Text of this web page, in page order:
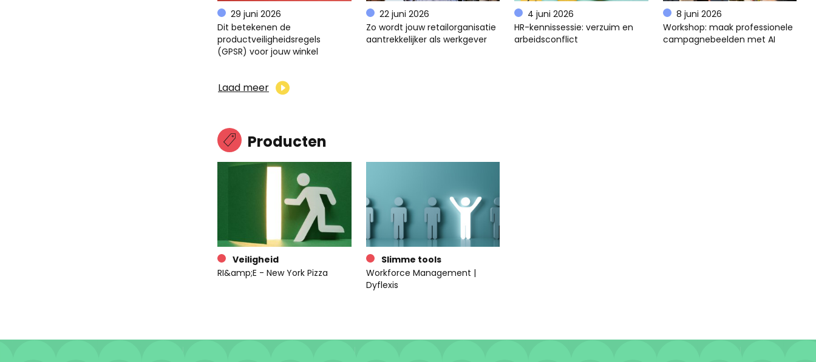
29 juni 2026
Dit betekenen de
productveiligheidsregels
(GPSR) voor jouw winkel
22 juni 2026
Zo wordt jouw retailorganisatie
aantrekkelijker als werkgever
4 juni 2026
HR-kennissessie: verzuim en
arbeidsconflict
8 juni 2026
Workshop: maak professionele
campagnebeelden met AI
Laad meer
Producten
Veiligheid
RI&amp;E - New York Pizza
Slimme tools
Workforce Management |
Dyflexis